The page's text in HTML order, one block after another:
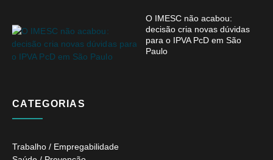
O IMESC não acabou:
decisão cria novas dúvidas
para o IPVA PcD em São
Paulo
CATEGORIAS
Trabalho / Empregabilidade